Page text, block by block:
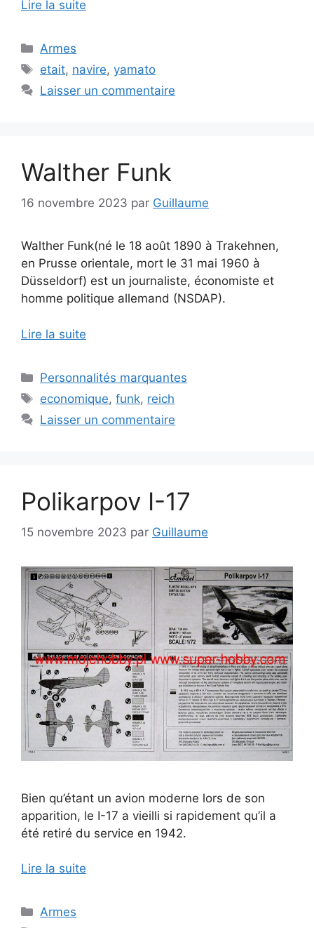
Lire la suite
Catégories
Armes
Étiquettes
etait, navire,yamato
Laisser un commentaire
Walther Funk
16 novembre 2023 par Guillaume
Walther Funk(né le 18 août 1890 à Trakehnen,
en Prusse orientale, mort le 31 mai 1960 à
Düsseldorf) est un journaliste, économiste et
homme politique allemand (NSDAP).
Lire la suite
Catégories
Personnalités marquantes
Étiquettes
economique,funk, reich
Laisser un commentaire
Polikarpov I-17
15 novembre 2023 par Guillaume
Bien qu’étant un avion moderne lors de son
apparition, le I-17 a vieilli si rapidement qu’il a
été retiré du service en 1942.
Lire la suite
Catégories
Armes